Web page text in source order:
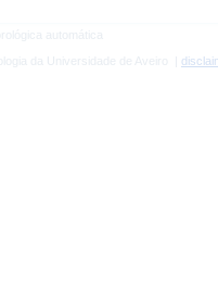
automática
da Universidade de Aveiro |